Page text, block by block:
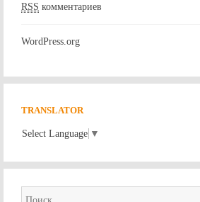
RSS комментариев
WordPress.org
TRANSLATOR
Select Language ▼
Найти: